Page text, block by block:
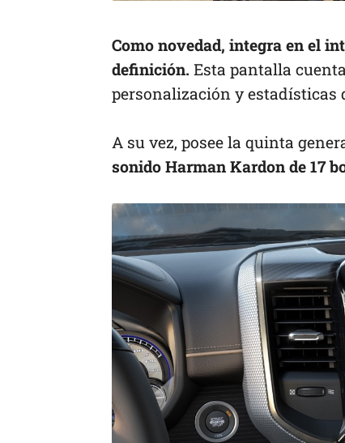
Como novedad, integra en el
definición. Esta pantalla
personalización y estadísticas
A su vez, posee la quinta
sonido Harman Kardon de 17